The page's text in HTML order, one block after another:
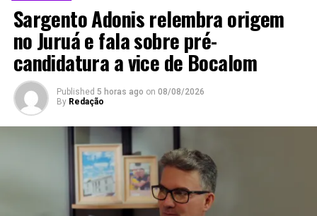
Compartilhe isso:
X Facebook
WhatsApp
Telegram
Sargento Adonis relembra origem
no Juruá e fala sobre pré-
candidatura a vice de Bocalom
Published 5 horas ago on 08/08/2026
By Redação